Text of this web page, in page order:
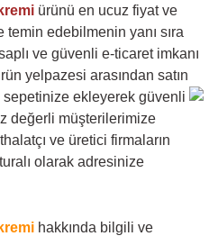
ürünü en ucuz fiyat ve
edebilmenin yanı sıra
ve güvenli e-ticaret imkanı
yelpazesi arasından satın
sepetinize ekleyerek güvenli
değerli müşterilerimize
ve üretici firmaların
olarak adresinize
hakkında bilgili ve